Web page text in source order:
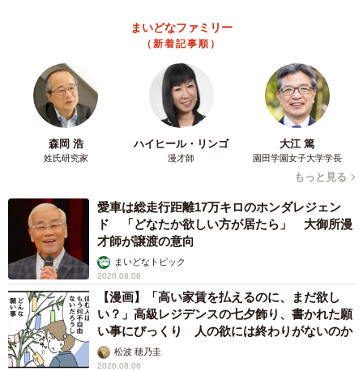
森岡 浩
姓氏研究家
ハイヒール・リンゴ
漫才師
大江 篤
園田学園女子大学学長
もっと見る
愛車は総走行距離17万キロのホンダレジェン
ド 「どなたか欲しい方が居たら」 大御所漫
才師が譲渡の意向
まいどなトピック
2026.08.06
【漫画】「高い家賃を払えるのに、まだ欲し
い？」高級レジデンスの七夕飾り、書かれた願
い事にびっくり 人の欲には終わりがないのか
松波 穂乃圭
2026.08.06
大河出演の39歳俳優 真夏の海で赤銅色の肉体
美を連投 「バッキバキだな」「ばり渋いで